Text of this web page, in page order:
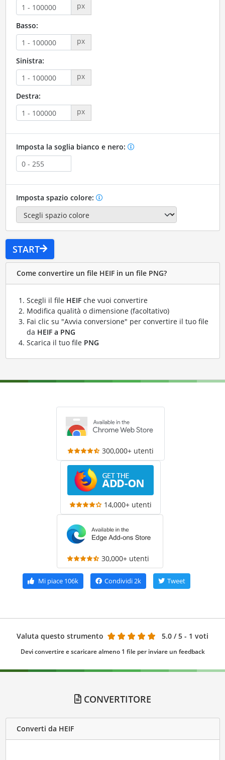
px
Basso:
px
Sinistra:
px
Destra:
px
Imposta la soglia bianco e nero:
Imposta spazio colore:
START
Come convertire un file HEIF in un file PNG?
Scegli il file HEIFche vuoi convertire
Modifica qualità o dimensione (facoltativo)
Fai clic su "Avvia conversione" per convertire il tuo file
da HEIF a PNG
Scarica il tuo file PNG
300,000+ utenti
14,000+ utenti
30,000+ utenti
Mi piace 106k Condividi2k Tweet
Valuta questo strumento 5.0 / 5 - 1 voti
Devi convertire e scaricare almeno 1 file per inviare un feedback
CONVERTITORE
Converti da HEIF